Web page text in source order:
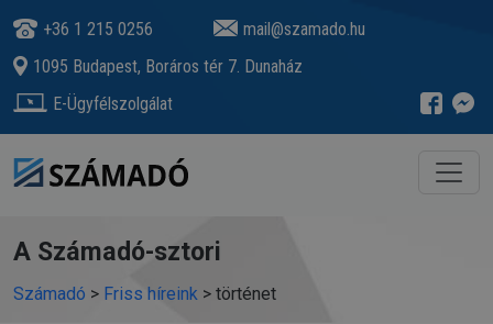
+36 1 215 0256
mail@szamado.hu
1095 Budapest, Boráros tér 7. Dunaház
E-Ügyfélszolgálat
A Számadó-sztori
Számadó > Friss híreink > történet